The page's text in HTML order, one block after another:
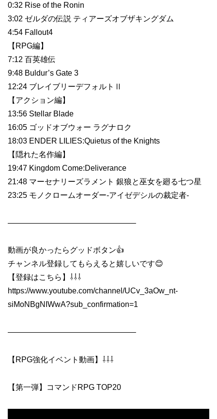
0:32 Rise of the Ronin
3:02 ゼルダの伝説 ティアーズオブザキングダム
4:54 Fallout4
【RPG編】
7:12 百英雄伝
9:48 Buldur’s Gate 3
12:24 ブレイブリーデフォルトⅡ
【アクション編】
13:56 Stellar Blade
16:05 ゴッドオブウォー ラグナロク
18:03 ENDER LILIES:Quietus of the Knights
【隠れた名作編】
19:47 Kingdom Come:Deliverance
21:48 マーセナリーズラメント 銀狼と巫女を廻る七つ星
23:25 モノクロームオーダー-アイゼデシルの裁定者-
————————————————–
動画が良かったらグッドボタン👍
チャンネル登録してもらえると嬉しいです😊
【登録はこちら】⇩⇩⇩
https://www.youtube.com/channel/UCv_3aOw_nt-
siMoNBgNIWwA?sub_confirmation=1
————————————————–
【RPG強化イベント動画】⇩⇩⇩
【第一弾】コマンドRPG TOP20